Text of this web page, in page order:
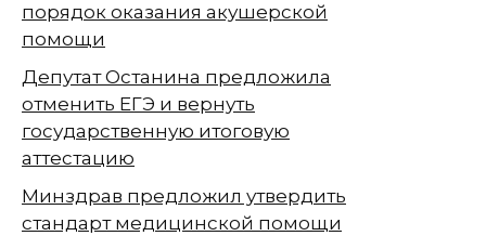
порядок оказания акушерской
помощи
Депутат Останина предложила
отменить ЕГЭ и вернуть
государственную итоговую
аттестацию
Минздрав предложил утвердить
стандарт медицинской помощи